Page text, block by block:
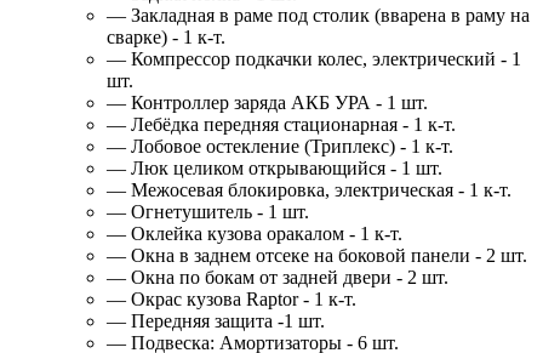
— Закладная в раме под столик (вварена в раму на
сварке) - 1 к-т.
— Компрессор подкачки колес, электрический - 1
шт.
— Контроллер заряда АКБ УРА - 1 шт.
— Лебёдка передняя стационарная - 1 к-т.
— Лобовое остекление (Триплекс) - 1 к-т.
— Люк целиком открывающийся - 1 шт.
— Межосевая блокировка, электрическая - 1 к-т.
— Огнетушитель - 1 шт.
— Оклейка кузова оракалом - 1 к-т.
— Окна в заднем отсеке на боковой панели - 2 шт.
— Окна по бокам от задней двери - 2 шт.
— Окрас кузова Raptor - 1 к-т.
— Передняя защита -1 шт.
— Подвеска: Амортизаторы - 6 шт.